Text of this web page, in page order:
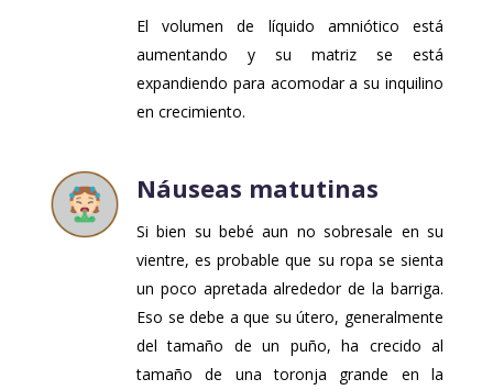
El volumen de líquido amniótico está
aumentando y su matriz se está
expandiendo para acomodar a su inquilino
en crecimiento.
Náuseas matutinas
Si bien su bebé aun no sobresale en su
vientre, es probable que su ropa se sienta
un poco apretada alrededor de la barriga.
Eso se debe a que su útero, generalmente
del tamaño de un puño, ha crecido al
tamaño de una toronja grande en la